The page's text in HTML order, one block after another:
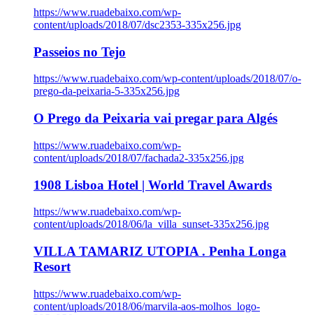
https://www.ruadebaixo.com/wp-
content/uploads/2018/07/dsc2353-335x256.jpg
Passeios no Tejo
https://www.ruadebaixo.com/wp-content/uploads/2018/07/o-
prego-da-peixaria-5-335x256.jpg
O Prego da Peixaria vai pregar para Algés
https://www.ruadebaixo.com/wp-
content/uploads/2018/07/fachada2-335x256.jpg
1908 Lisboa Hotel | World Travel Awards
https://www.ruadebaixo.com/wp-
content/uploads/2018/06/la_villa_sunset-335x256.jpg
VILLA TAMARIZ UTOPIA . Penha Longa
Resort
https://www.ruadebaixo.com/wp-
content/uploads/2018/06/marvila-aos-molhos_logo-